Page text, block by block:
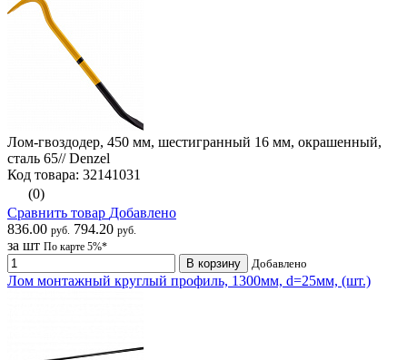
Лом-гвоздодер, 450 мм, шестигранный 16 мм, окрашенный,
сталь 65// Denzel
Код товара: 32141031
(0)
Сравнить товар Добавлено
836.00 руб. 794.20 руб.
за шт По карте 5%*
В корзину Добавлено
Лом монтажный круглый профиль, 1300мм, d=25мм, (шт.)